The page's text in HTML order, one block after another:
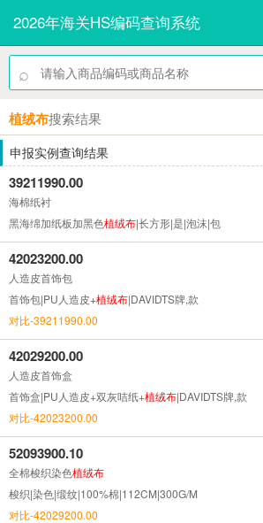
2026年海关HS编码查询系统
⌕
植绒布搜索结果
申报实例查询结果
39211990.00
海棉纸衬
黑海绵加纸板加黑色植绒布|长方形|是|泡沫|包
42023200.00
人造皮首饰包
首饰包|PU人造皮+植绒布|DAVIDTS牌,款
对比-39211990.00
42029200.00
人造皮首饰盒
首饰盒|PU人造皮+双灰咭纸+植绒布|DAVIDTS牌,款
对比-42023200.00
52093900.10
全棉梭织染色植绒布
梭织|染色|缎纹|100%棉|112CM|300G/M
对比-42029200.00